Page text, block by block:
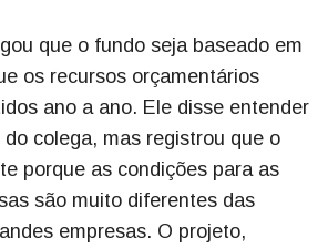
que o fundo seja baseado em
os recursos orçamentários
ano a ano. Ele disse entender
colega, mas registrou que o
porque as condições para as
são muito diferentes das
empresas. O projeto,